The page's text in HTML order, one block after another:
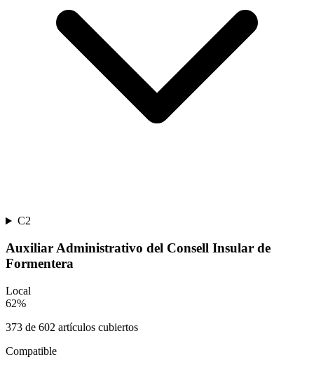
C2
Auxiliar Administrativo del Consell Insular de
Formentera
Local
62%
373 de 602 artículos cubiertos
Compatible